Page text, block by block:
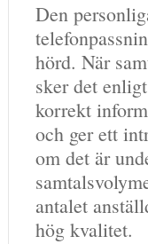
Den
hörd. När
sker det
korrekt
och ger ett
om det är
antalet
hög kvalitet.